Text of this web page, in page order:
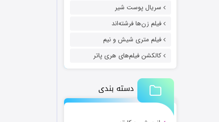
سریال پوست شیر
فیلم زن‌ها فرشته‌اند
فیلم متری شیش و نیم
کالکشن فیلم‌های هری پاتر
دسته بندی